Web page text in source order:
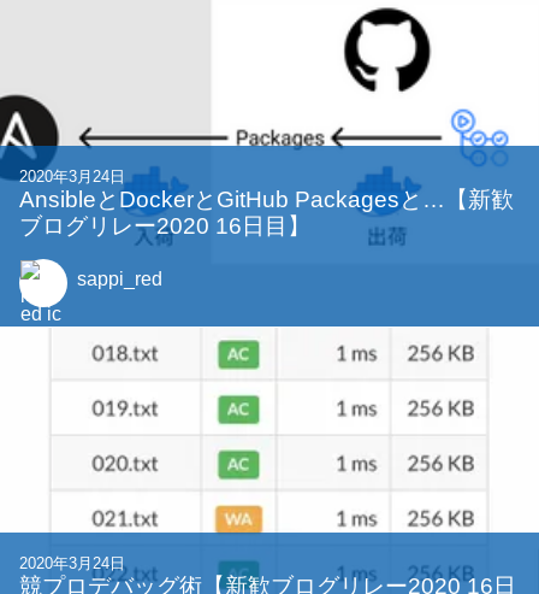
2020年3月24日
AnsibleとDockerとGitHub Packagesと…【新歓
ブログリレー2020 16日目】
sappi_red
2020年3月24日
競プロデバッグ術【新歓ブログリレー2020 16日